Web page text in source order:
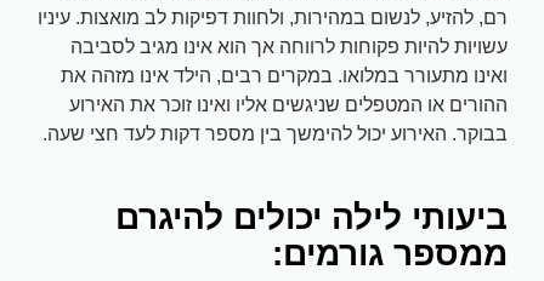
רם, להזיע, לנשום במהירות, ולחוות דפיקות לב מואצות. עיניו
עשויות להיות פקוחות לרווחה אך הוא אינו מגיב לסביבה
ואינו מתעורר במלואו. במקרים רבים, הילד אינו מזהה את
ההורים או המטפלים שניגשים אליו ואינו זוכר את האירוע
בבוקר. האירוע יכול להימשך בין מספר דקות לעד חצי שעה.
ביעותי לילה יכולים להיגרם
ממספר גורמים: